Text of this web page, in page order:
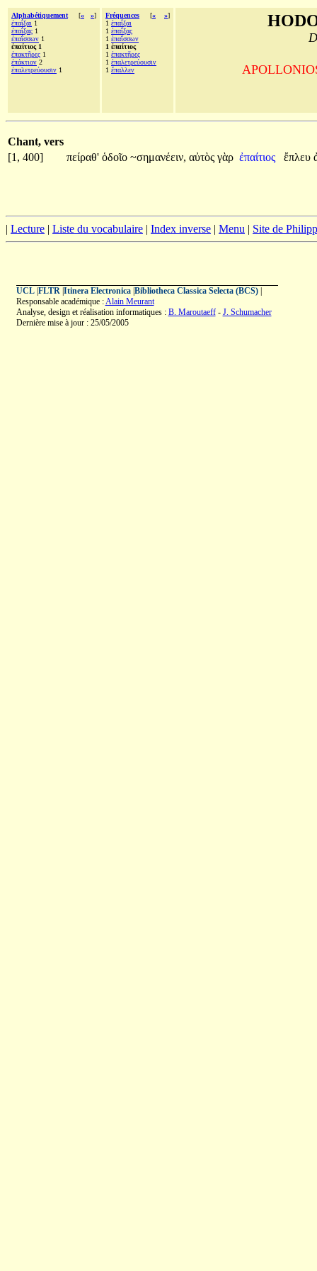
Alphabétiquement [« »]
ἐπαΐξαι 1
ἐπαΐξας 1
ἐπαΐσσων 1
ἐπαίτιος 1
ἐπακτῆρες 1
ἐπάκτιον 2
ἐπαλετρεύουσιν 1
Fréquences [« »]
1 ἐπαΐξαι
1 ἐπαΐξας
1 ἐπαΐσσων
1 ἐπαίτιος
1 ἐπακτῆρες
1 ἐπαλετρεύουσιν
1 ἔπαλλεν
Chant, vers
[1, 400]
πείραθ' ὁδοῖο ~σημανέειν, αὐτὸς γὰρ ἐπαίτιος ἔπλευ
| Lecture | Liste du vocabulaire | Index inverse | Menu | Site de
UCL| FLTR| Itinera Electronica| Bibliotheca Classica Selecta (BCS)|
Responsable académique :Alain Meurant
Analyse, design et réalisation informatiques : B. Maroutaeff- J. Schumacher
Dernière mise à jour : 25/05/2005